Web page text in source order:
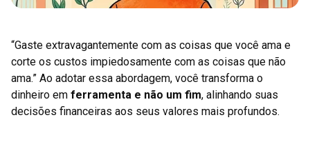
“Gaste extravagantemente com as coisas que você ama e
corte os custos impiedosamente com as coisas que não
ama.” Ao adotar essa abordagem, você transforma o
dinheiro em ferramenta e não um fim, alinhando suas
decisões financeiras aos seus valores mais profundos.